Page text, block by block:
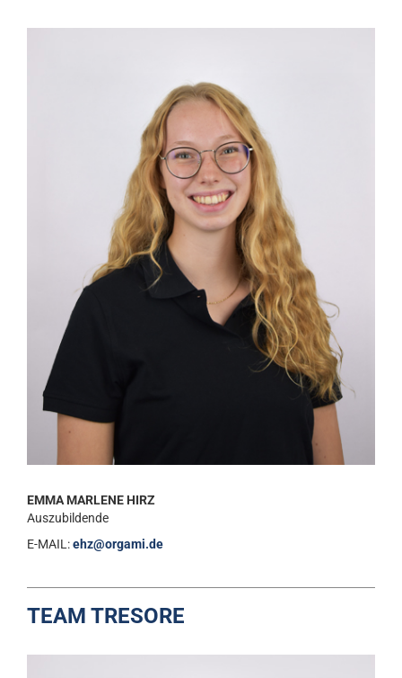
EMMA MARLENE HIRZ
Auszubildende
E-MAIL:ehz@orgami.de
TEAM TRESORE